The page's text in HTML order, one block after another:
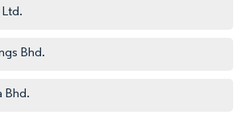
Bhd.
Bhd.